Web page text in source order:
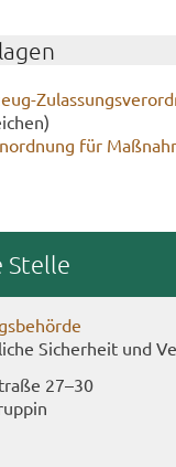
für
Stel­le
Si­cher­heit und
27–30